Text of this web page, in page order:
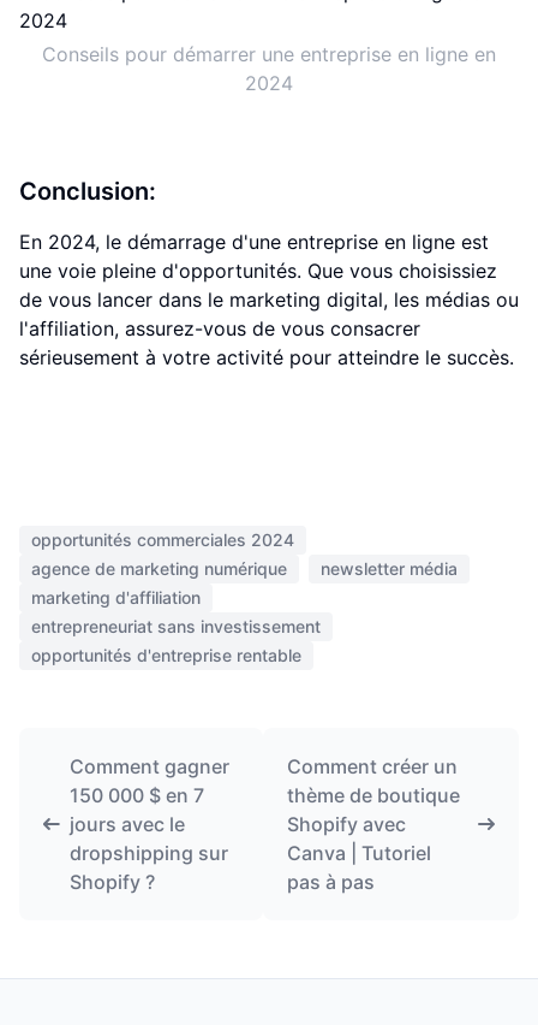
Conseils pour démarrer une entreprise en ligne en
2024
Conclusion:
En 2024, le démarrage d'une entreprise en ligne est
une voie pleine d'opportunités. Que vous choisissiez
de vous lancer dans le marketing digital, les médias ou
l'affiliation, assurez-vous de vous consacrer
sérieusement à votre activité pour atteindre le succès.
opportunités commerciales 2024
agence de marketing numérique
newsletter média
marketing d'affiliation
entrepreneuriat sans investissement
opportunités d'entreprise rentable
Comment gagner
150 000 $ en 7
jours avec le
dropshipping sur
Shopify ?
Comment créer un
thème de boutique
Shopify avec
Canva | Tutoriel
pas à pas